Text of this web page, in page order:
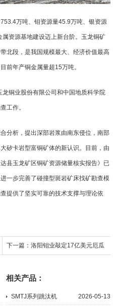
万吨、钼资源量45.9万吨、银资源
资源基地建设迈上新台阶。玉龙铜矿
北段，是我国规模最大、经济价值最高
前年产铜金属量超15万吨。
铜业股份有限公司和中国地质科学院
工作。
分析，提出深部岩浆由南东侵位，南部
矽卡岩型富铜矿体的新认识。目前，由
县玉龙矿区铜矿资源储量核实报告》已
一步完善了碰撞型斑岩矿床找矿勘查模
提供了坚实可靠的技术支撑与理论依
下一篇：洛阳钼业敲定17亿美元厄瓜
相关产品：
SMTJ系列跳汰机 2026-05-13